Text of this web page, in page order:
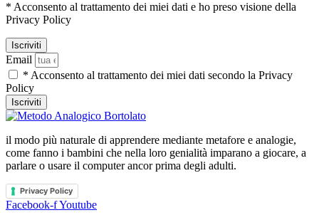
* Acconsento al trattamento dei miei dati e ho preso visione della
Privacy Policy
Email
* Acconsento al trattamento dei miei dati secondo la Privacy
Policy
Iscriviti
il modo più naturale di apprendere mediante metafore e analogie,
come fanno i bambini che nella loro genialità imparano a giocare, a
parlare o usare il computer ancor prima degli adulti.
Privacy Policy
Facebook-fYoutube